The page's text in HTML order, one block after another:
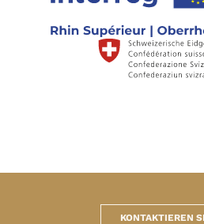
KONTAKTIEREN